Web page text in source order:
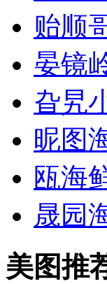
贻顺
晏镜
旮旯
昵图
瓯海
晟园
美图推